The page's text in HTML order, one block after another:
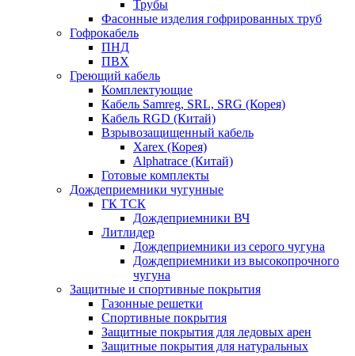
Трубы
Фасонные изделия гофрированных труб
Гофрокабель
ПНД
ПВХ
Греющий кабель
Комплектующие
Кабель Samreg, SRL, SRG (Корея)
Кабель RGD (Китай)
Взрывозащищенный кабель
Xarex (Корея)
Alphatrace (Китай)
Готовые комплекты
Дождеприемники чугунные
ГК ТСК
Дождеприемники ВЧ
Литлидер
Дождеприемники из серого чугуна
Дождеприемники из высокопрочного
чугуна
Защитные и спортивные покрытия
Газонные решетки
Спортивные покрытия
Защитные покрытия для ледовых арен
Защитные покрытия для натуральных